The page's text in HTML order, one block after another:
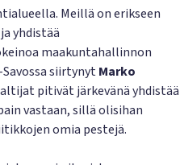
Meillä on erikseen
yhdistää
maakuntahallinnon
siirtynytMarko
pitivät järkevänä yhdistää
vastaan, sillä olisihan
omia pestejä.